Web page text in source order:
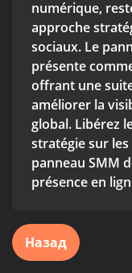
numérique,
approche
sociaux. Le
présente
offrant une
améliorer la
global. Libérez
stratégie sur
panneau SMM
présence en
Назад